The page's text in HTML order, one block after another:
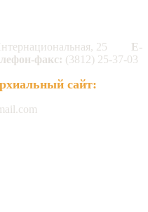
25
E-
факс: (3812) 25-37-03
сайт: